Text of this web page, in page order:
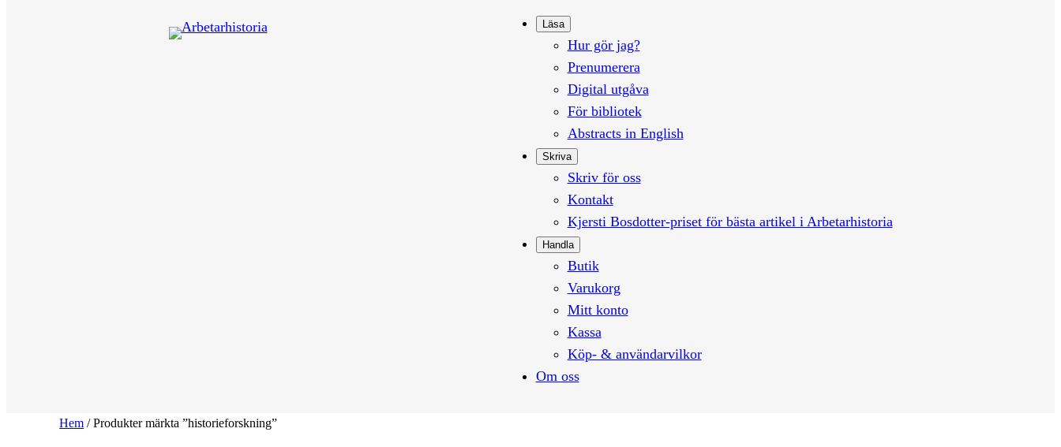
Läsa
Hur gör jag?
Prenumerera
Digital utgåva
För bibliotek
Abstracts in English
Skriva
Skriv för oss
Kontakt
Kjersti Bosdotter-priset för bästa artikel i Arbetarhistoria
Handla
Butik
Varukorg
Mitt konto
Kassa
Köp- & användarvilkor
Om oss
Hem / Produkter märkta ”historieforskning”